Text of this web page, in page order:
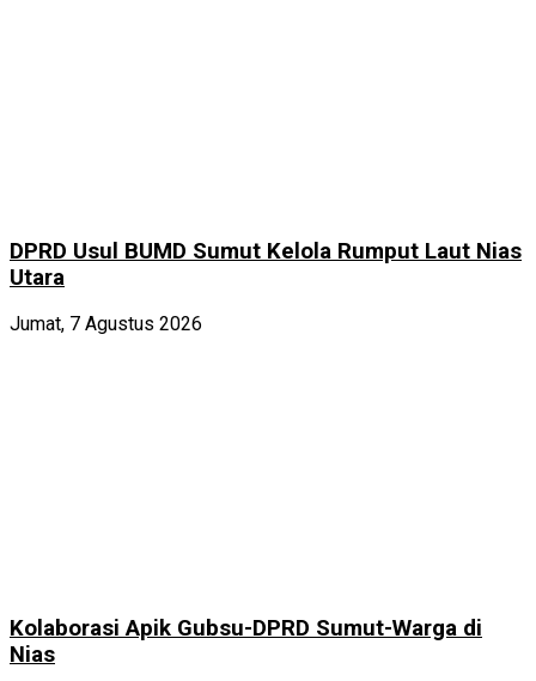
DPRD Usul BUMD Sumut Kelola Rumput Laut Nias
Utara
Jumat, 7 Agustus 2026
Kolaborasi Apik Gubsu-DPRD Sumut-Warga di
Nias